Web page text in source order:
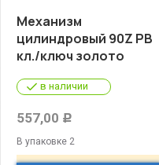
Механизм
цилиндровый 90Z PB
кл./ключ золото
в наличии
557,00 Р
В упаковке 2